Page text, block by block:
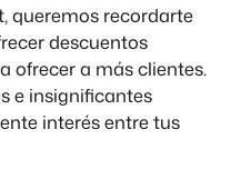
queremos recordarte
descuentos
ofrecer a más clientes.
e insignificantes
interés entre tus